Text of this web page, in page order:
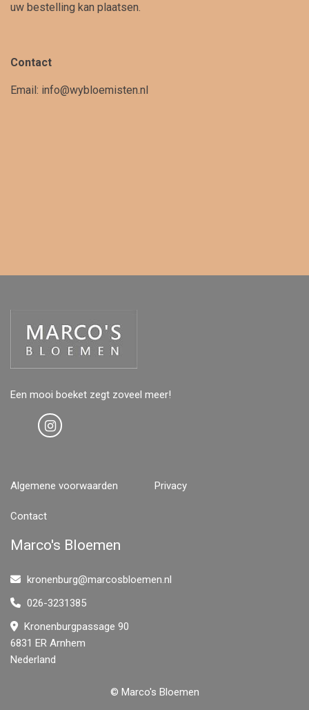
uw bestelling kan plaatsen.
Contact
Email: info@wybloemisten.nl
Een mooi boeket zegt zoveel meer!
Algemene voorwaarden Privacy
Contact
Marco's Bloemen
kronenburg@marcosbloemen.nl
026-3231385
Kronenburgpassage 90
6831 ER Arnhem
Nederland
© Marco's Bloemen